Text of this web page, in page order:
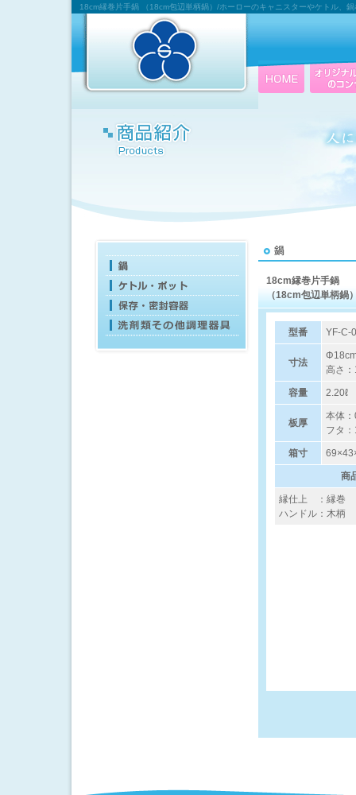
18cm縁巻片手鍋 （18cm包辺単柄鍋）/ホーローのキャニスターやケトル、
18cm縁巻片手鍋
（18cm包辺単柄鍋
型番 YF-C-
寸法
高さ
容量 2.20ℓ
板厚
本体
フタ
箱寸
商
縁仕上 ：縁巻
ハンドル：木柄